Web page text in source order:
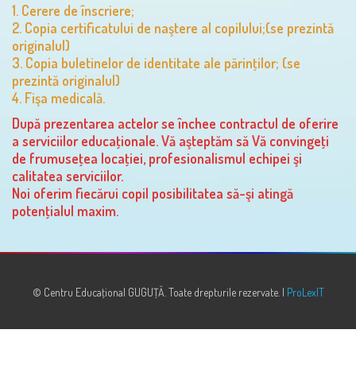
1. Cerere de înscriere;
2. Copia certificatului de naştere al copilului;(se prezintă
originalul)
3. Copia buletinelor de identitate ale părinţilor; (se
prezintă originalul)
4. Fişa medicală.
După prezentarea actelor se închee contractul de oferire
a serviciilor educaţionale. Vă aşteptăm să Vă convingeţi
de frumuseţea locaţiei, profesionalismul echipei şi
calitatea serviciilor.
Noi oferim fiecărui copil posibilitatea să-şi atingă
potenţialul maxim.
© Centru Educaţional GUGUŢĂ. Toate drepturile rezervate. | ProLexIT